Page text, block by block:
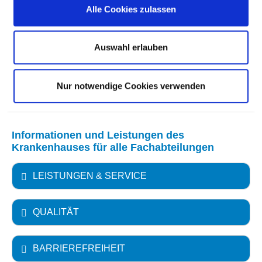
Alle Cookies zulassen
Auswahl erlauben
Nur notwendige Cookies verwenden
MEDIZINISCHES LEISTUNGSANGEBOT MIT
FALLZAHLEN
WEITERE INFORMATIONEN ZUR
Informationen und Leistungen des
Krankenhauses für alle Fachabteilungen
LEISTUNGEN & SERVICE
QUALITÄT
BARRIEREFREIHEIT